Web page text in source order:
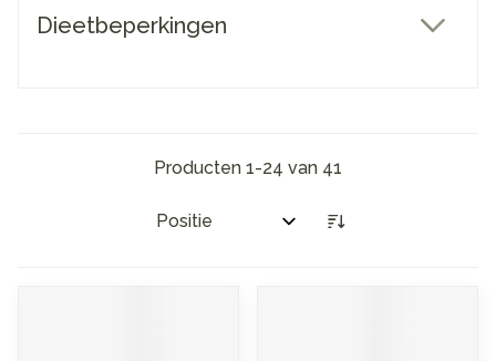
Dieetbeperkingen
Producten 1-24 van 41
Sorteer op: